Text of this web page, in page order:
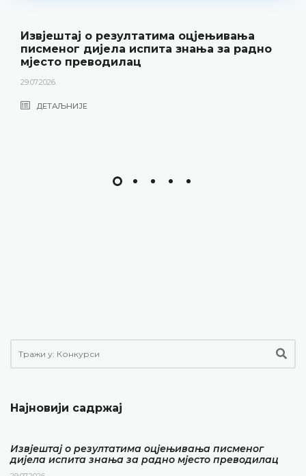
Извјештај о резултатима оцјењивања
писменог дијела испита знања за радно
мјесто преводилац
29.07.2026.
ДЕТАЉНИЈЕ
Најновији садржај
Извјештај о резултатима оцјењивања писменог
дијела испита знања за радно мјесто преводилац